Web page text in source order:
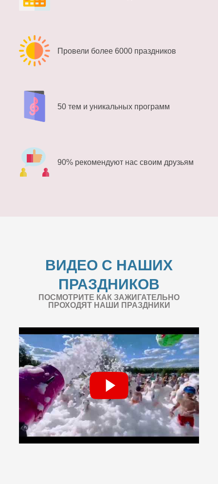
Провели более 6000 праздников
50 тем и уникальных программ
90% рекомендуют нас своим друзьям
ВИДЕО С НАШИХ
ПРАЗДНИКОВ
ПОСМОТРИТЕ КАК ЗАЖИГАТЕЛЬНО
ПРОХОДЯТ НАШИ ПРАЗДНИКИ